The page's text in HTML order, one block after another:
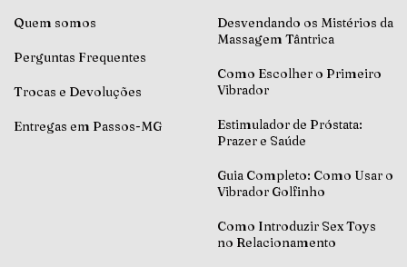
Quem somos
Perguntas Frequentes
Trocas e Devoluções
Entregas em Passos-MG
Desvendando os Mistérios da
Massagem Tântrica
Como Escolher o Primeiro
Vibrador
Estimulador de Próstata:
Prazer e Saúde
Guia Completo: Como Usar o
Vibrador Golfinho
Como Introduzir Sex Toys
no Relacionamento